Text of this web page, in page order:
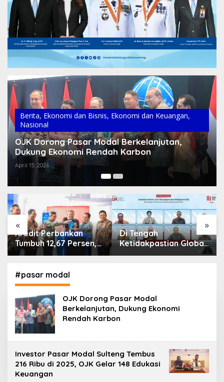
Berita, Ekonomi dan Bisnis, Ekonomi dan Keuangan,
Sulteng
Investor Pasar Modal Sulteng Tembus 216 Ribu
di 2025, OJK Gelar 148 Edukasi Keuangan
Maret 13, 2026
« »
Di Tengah
Ketidakpastian Global,
OJK Pastikan
Keuangan Tetap
Terjaga
IHSG Menguat, Jumlah
Investor Pasar Modal
Tembus 30 Juta per
#pasar modal
OJK Dorong Pasar Modal
Berkelanjutan, Dukung Ekonomi
Rendah Karbon
Investor Pasar Modal Sulteng Tembus
216 Ribu di 2025, OJK Gelar 148 Edukasi
Keuangan